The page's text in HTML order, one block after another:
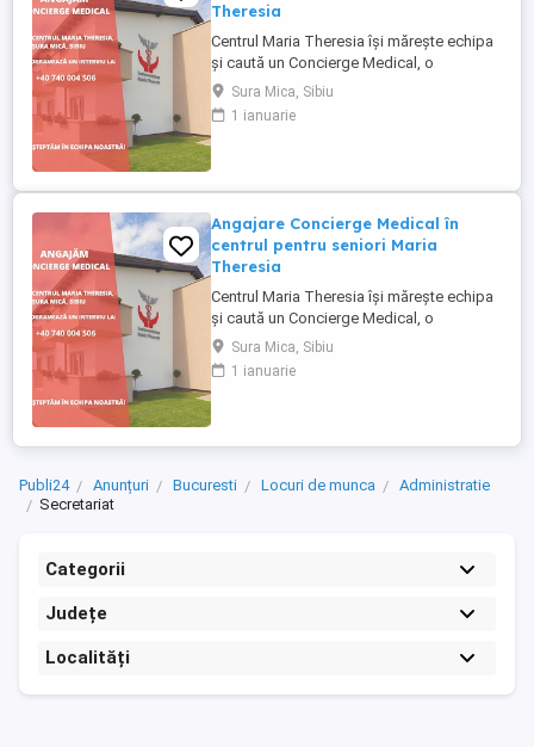
Theresia
Centrul Maria Theresia își mărește echipa
și caută un Concierge Medical, o
persoană organizată, empatică și
comunicativă, care să fie primul punct de
contact pentru pacienți și aparținători.
relația cu aparținătorii) - ...
Sura Mica, Sibiu
1 ianuarie
Angajare Concierge Medical în
centrul pentru seniori Maria
Theresia
Centrul Maria Theresia își mărește echipa
și caută un Concierge Medical, o
persoană organizată, empatică și
comunicativă, care să fie primul punct de
contact pentru pacienți și aparținători.
relația cu aparținătorii) - ...
Sura Mica, Sibiu
1 ianuarie
Publi24 Anunțuri Bucuresti Locuri de munca
Administratie
Secretariat
Categorii
Județe
Localități